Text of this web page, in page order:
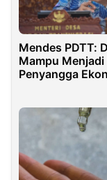
Mendes PDTT:
Mampu Menjadi
Penyangga